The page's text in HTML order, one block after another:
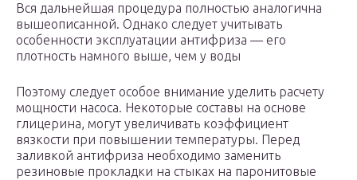
Вся дальнейшая процедура полностью аналогична
вышеописанной. Однако следует учитывать
особенности эксплуатации антифриза — его
плотность намного выше, чем у воды
Поэтому следует особое внимание уделить расчету
мощности насоса. Некоторые составы на основе
глицерина, могут увеличивать коэффициент
вязкости при повышении температуры. Перед
заливкой антифриза необходимо заменить
резиновые прокладки на стыках на паронитовые